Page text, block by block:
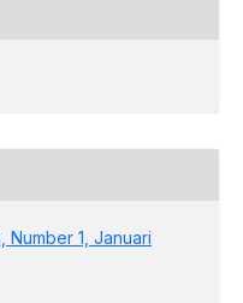
Number 1, Januari